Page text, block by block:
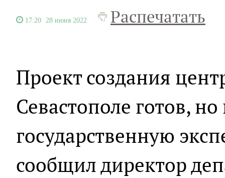
17:20 28 июня 2022 Распечатать
Проект создания
Севастополе готов,
государственную
сообщил директор